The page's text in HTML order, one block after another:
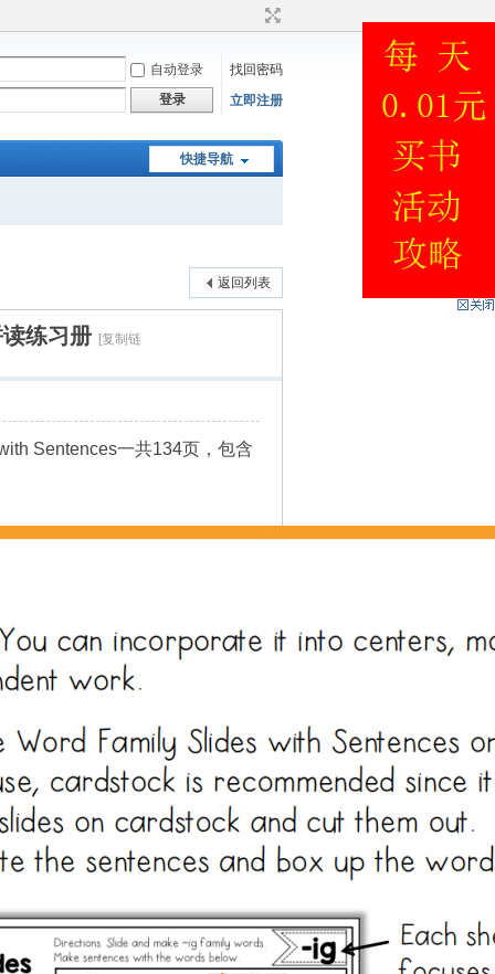
自动登录
找回密码
登录
立即注册
快捷导航
返回列表
练习册 [复制链
Sentences一共134页，包含